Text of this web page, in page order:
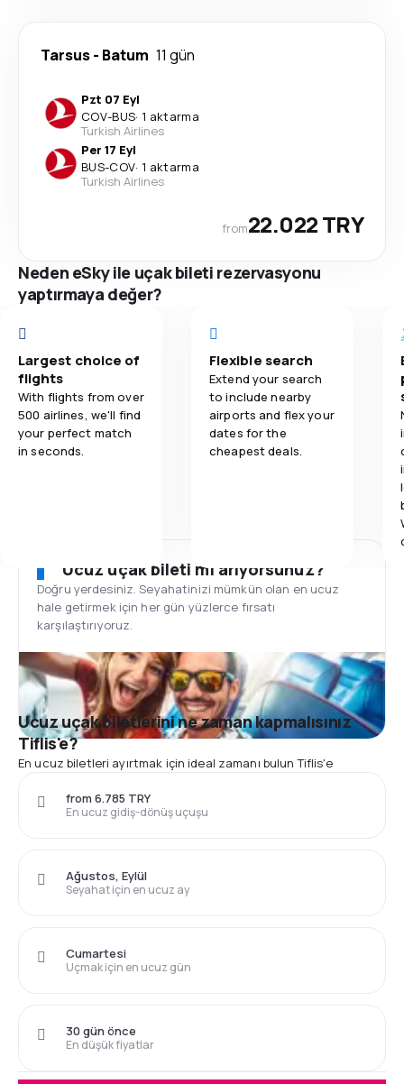
Tarsus- Batum 11 gün
Pzt 07 Eyl
COV-BUS· 1 aktarma
Turkish Airlines
Per 17 Eyl
BUS-COV· 1 aktarma
Turkish Airlines
from22.022 TRY
Neden eSky ile uçak bileti rezervasyonu
yaptırmaya değer?
Largest choice of
flights
With flights from over
500 airlines, we'll find
your perfect match
in seconds.
Flexible search
Extend your search
to include nearby
airports and flex your
dates for the
cheapest deals.
Ucuz uçak bileti mi arıyorsunuz?
Doğru yerdesiniz. Seyahatinizi mümkün olan en ucuz
hale getirmek için her gün yüzlerce fırsatı
karşılaştırıyoruz.
Ucuz uçak biletlerini ne zaman kapmalısınız
Tiflis'e?
En ucuz biletleri ayırtmak için ideal zamanı bulun Tiflis'e
En ucuz gidiş-dönüş uçuşu
from 6.785 TRY
Seyahat için en ucuz ay
Ağustos, Eylül
Uçmak için en ucuz gün
Cumartesi
En düşük fiyatlar
30 gün önce